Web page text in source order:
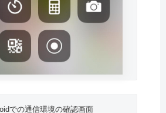
での通信環境の確認画面